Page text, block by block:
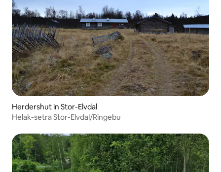
Herdershut in Stor-Elvdal
Helak-setra Stor-Elvdal/Ringebu